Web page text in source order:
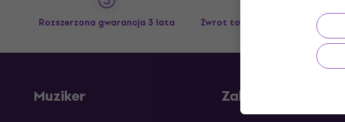
Rozszerzona gwarancja 3 lata Zwrot towaru do 30 dni
Muziker Zakup